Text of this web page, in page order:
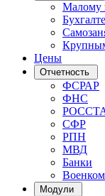
Малому
Цены
Отчетность
ФСРАР
ФНС
СФР
РПН
МВД
Банки
Модули